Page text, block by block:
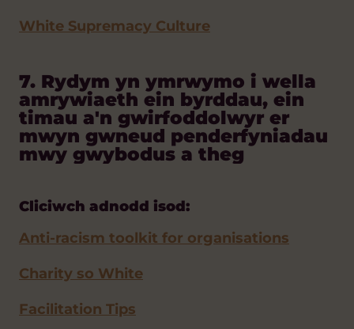
White Supremacy Culture
7. Rydym yn ymrwymo i wella
amrywiaeth ein byrddau, ein
timau a'n gwirfoddolwyr er
mwyn gwneud penderfyniadau
mwy gwybodus a theg
Cliciwch adnodd isod:
Anti-racism toolkit for organisations
Charity so White
Facilitation Tips